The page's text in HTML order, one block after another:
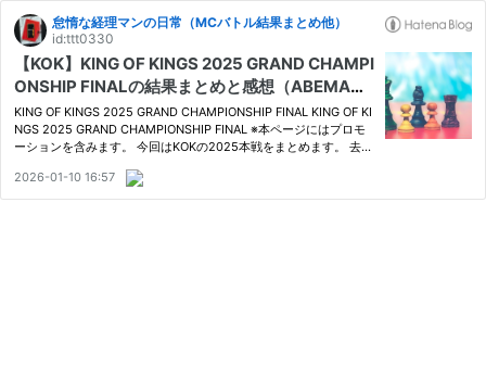
怠惰な経理マンの日常（MCバトル結果まとめ他）
id:ttt0330
【KOK】KING OF KINGS 2025 GRAND CHAMPI
ONSHIP FINALの結果まとめと感想（ABEMA観
戦）
KING OF KINGS 2025 GRAND CHAMPIONSHIP FINAL KING OF KI
NGS 2025 GRAND CHAMPIONSHIP FINAL ※本ページにはプロモ
ーションを含みます。 今回はKOKの2025本戦をまとめます。 去年
ABEMAは前売りが4,800円と去年より300円アップ www.finance-
accounting-value.…
2026-01-10 16:57